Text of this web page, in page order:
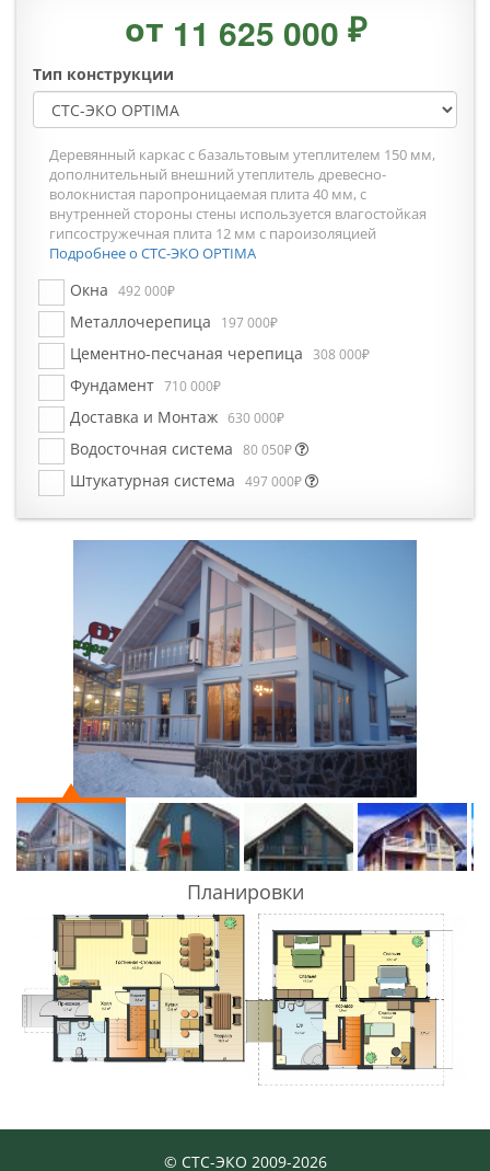
от 11 625 000 ₽
Тип конструкции
Деревянный каркас с базальтовым утеплителем 150 мм,
дополнительный внешний утеплитель древесно-
волокнистая паропроницаемая плита 40 мм, с
внутренней стороны стены используется влагостойкая
гипсостружечная плита 12 мм с пароизоляцией
Подробнее о СТС-ЭКО OPTIMA
Окна 492 000₽
Металлочерепица 197 000₽
Цементно-песчаная черепица 308 000₽
Фундамент 710 000₽
Доставка и Монтаж 630 000₽
Водосточная система 80 050₽
Штукатурная система 497 000₽
Планировки
© СТС-ЭКО 2009-2026